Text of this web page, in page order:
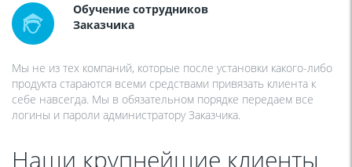
Обучение сотрудников
Заказчика
Мы не из тех компаний, которые после установки какого-либо
продукта стараются всеми средствами привязать клиента к
себе навсегда. Мы в обязательном порядке передаем все
логины и пароли администратору Заказчика.
Наши крупнейшие клиенты